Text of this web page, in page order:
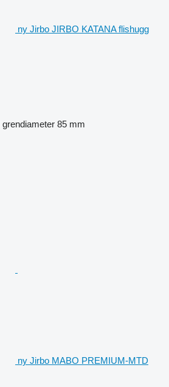
ny Jirbo JIRBO KATANA flishugg
85 mm
ny Jirbo MABO PREMIUM-MTD